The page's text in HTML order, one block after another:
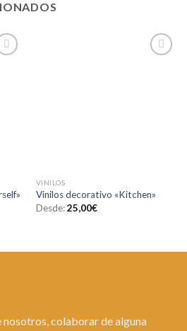
VINILOS
Vinilos decorativo «Kitchen»
Desde:25,00€
colaborar de alguna